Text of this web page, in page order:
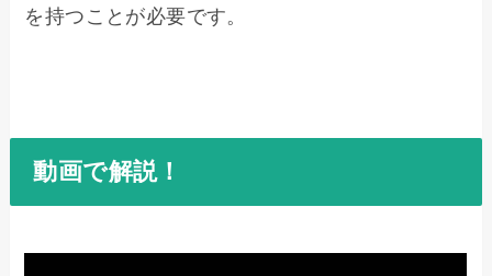
を持つことが必要です。
動画で解説！